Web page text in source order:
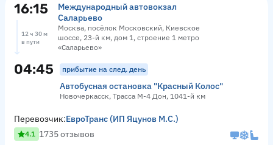
16:15
Международный автовокзал
Саларьево
Москва, посёлок Московский, Киевское
шоссе, 23-й км, дом 1, строение 1 метро
«Саларьево»
12 ч 30 м
в пути
04:45 прибытие на след. день
Автобусная остановка "Красный Колос"
Новочеркасск, Трасса М-4 Дон, 1041-й км
Перевозчик:ЕвроТранс (ИП Яцунов М.С.)
4.1 1735 отзывов